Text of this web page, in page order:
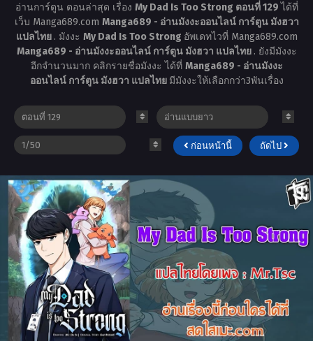
อ่านการ์ตูน ตอนล่าสุด เรื่อง My Dad Is Too Strong ตอนที่ 129ได้ที่
เว็บ Manga689.com Manga689 - อ่านมังงะออนไลน์ การ์ตูน มังฮวา
แปลไทย . มังงะ My Dad Is Too Strong อัพเดทไวที่ Manga689.com
Manga689 - อ่านมังงะออนไลน์ การ์ตูน มังฮวา แปลไทย . ยังมีมังงะ
อีกจำนวนมาก คลิกรายชื่อมังงะ ได้ที่ Manga689 - อ่านมังงะ
ออนไลน์ การ์ตูน มังฮวา แปลไทย มีมังงะให้เลือกกว่า3พันเรื่อง
ก่อนหน้านี้ ถัดไป